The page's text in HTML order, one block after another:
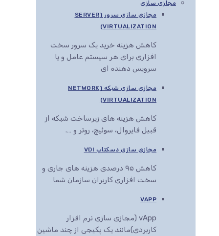
مجازی سازی
مجازی سازی سرور (SERVER
VIRTUALIZATION)
کاهش هزینه خرید یک سرور سخت
افزاری برای هر سیستم عامل و یا
سرویس دهنده ای
مجازی سازی شبکه (NETWORK
VIRTUALIZATION)
کاهش هزینه های زیرساخت شبکه از
قبیل فایروال، سوئیچ، روتر و ….
مجازی سازی دسکتاپ VDI
کاهش ۹۵ درصدی هزینه های جاری و
سخت افزاری کاربران سازمان شما
VAPP
vApp (مجازی سازی نرم افزار
کاربردی)مانند یک پکیجی از چند ماشین